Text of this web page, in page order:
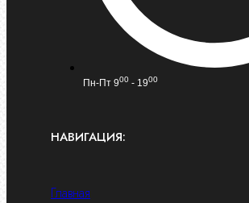
Пн-Пт 900 - 1900
НАВИГАЦИЯ:
Главная